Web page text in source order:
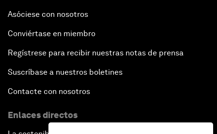
Asóciese con nosotros
Conviértase en miembro
Regístrese para recibir nuestras notas de prensa
Suscríbase a nuestros boletines
Contacte con nosotros
Enlaces directos